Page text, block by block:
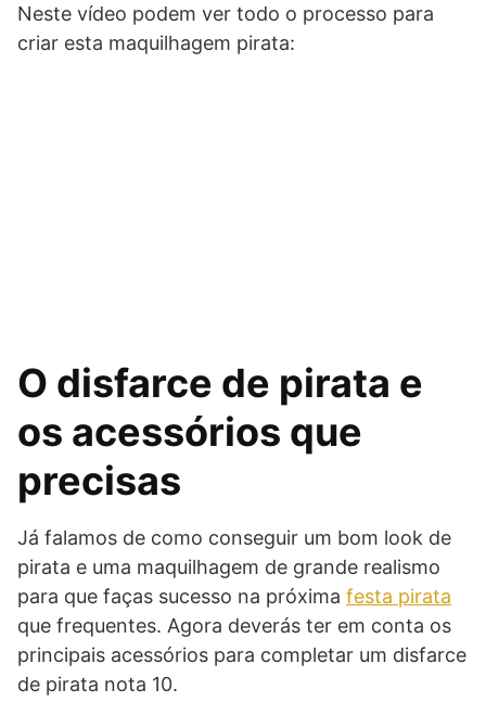
Neste vídeo podem ver todo o processo para
criar esta maquilhagem pirata:
O disfarce de pirata e
os acessórios que
precisas
Já falamos de como conseguir um bom look de
pirata e uma maquilhagem de grande realismo
para que faças sucesso na próxima festa pirata
que frequentes. Agora deverás ter em conta os
principais acessórios para completar um disfarce
de pirata nota 10.